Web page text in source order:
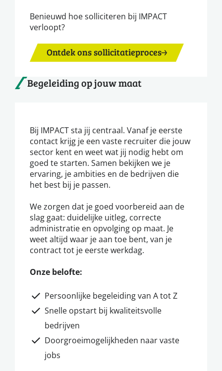
Benieuwd hoe solliciteren bij IMPACT
verloopt?
Ontdek ons sollicitatieproces
Begeleiding op jouw maat
Bij IMPACT sta jij centraal. Vanaf je eerste
contact krijg je een vaste recruiter die jouw
sector kent en weet wat jij nodig hebt om
goed te starten. Samen bekijken we je
ervaring, je ambities en de bedrijven die
het best bij je passen.
We zorgen dat je goed voorbereid aan de
slag gaat: duidelijke uitleg, correcte
administratie en opvolging op maat. Je
weet altijd waar je aan toe bent, van je
contract tot je eerste werkdag.
Onze belofte:
Persoonlijke begeleiding van A tot Z
Snelle opstart bij kwaliteitsvolle
bedrijven
Doorgroeimogelijkheden naar vaste
jobs